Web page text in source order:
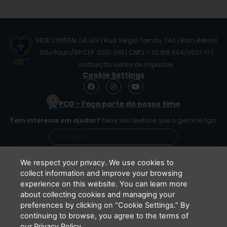
SEDE CENTRAL DA LBV | Rua Sérgio Tomás, 740 | Bom Retiro |
São Paulo/SP CEP: 01131-010 | CNPJ – 33.915.604/0001-17 |
Instituição isenta de impostos
Cookie Settings
F
a
e
o
o
I
n
s
t
g
r
m
Y
o
t
b
e
PCD - Faça parte do nosso time
Tem interesse em ajudar? Deixe seu telefone que a gente te liga.
Li e concordo que minhas informações serão
tratadas de acordo com oAviso de Privacidade
da LBV
ENVIAR
We respect your privacy. We use cookies to
collect information and improve your browsing
experience on this website. You can learn more
about collecting cookies and managing your
preferences by clicking on “Cookie Settings.” By
continuing to browse, you agree to the terms of